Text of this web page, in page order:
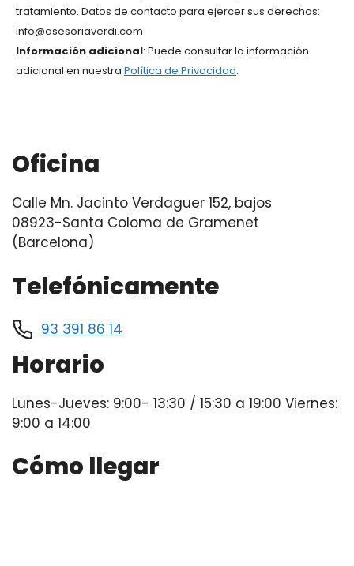
Oficina
Calle Mn. Jacinto Verdaguer 152, bajos
08923-Santa Coloma de Gramenet
(Barcelona)
Telefónicamente
93 391 86 14
Horario
Lunes-Jueves: 9:00- 13:30 / 15:30 a 19:00 Viernes:
9:00 a 14:00
Cómo llegar
tratamiento. Datos de contacto para ejercer sus derechos:
info@asesoriaverdi.com
Información adicional: Puede consultar la información
adicional en nuestra Política de Privacidad.